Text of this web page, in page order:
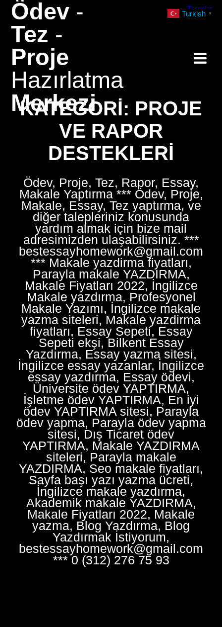
Ödev -
Tez -
Proje
Hazırlatma
Merkezi
KATEGORI: PROJE
VE RAPOR
DESTEKLERI
Ödev, Proje, Tez, Rapor, Essay,
Makale Yaptırma *** Ödev, Proje,
Makale, Essay, Tez yaptırma, ve
diğer talepleriniz konusunda
yardım almak için bize mail
adresimizden ulaşabilirsiniz. ***
bestessayhomework@gmail.com
*** Makale yazdirma fiyatları,
Parayla makale YAZDIRMA,
Makale Fiyatları 2022, İngilizce
Makale yazdırma, Profesyonel
Makale Yazımı, İngilizce makale
yazma siteleri, Makale yazdirma
fiyatları, Essay Sepeti, Essay
Sepeti ekşi, Bilkent Essay
Yazdırma, Essay yazma sitesi,
İngilizce essay yazanlar, İngilizce
essay yazdırma, Essay ödevi,
Üniversite ödev YAPTIRMA,
İşletme ödev YAPTIRMA, En iyi
ödev YAPTIRMA sitesi, Parayla
ödev yapma, Parayla ödev yapma
sitesi, Dış Ticaret ödev
YAPTIRMA, Makale YAZDIRMA
siteleri, Parayla makale
YAZDIRMA, Seo makale fiyatları,
Sayfa başı yazı yazma ücreti,
İngilizce makale yazdırma,
Akademik makale YAZDIRMA,
Makale Fiyatları 2022, Makale
yazma, Blog Yazdırma, Blog
Yazdırmak İstiyorum,
bestessayhomework@gmail.com
*** 0 (312) 276 75 93
Turkish ▼